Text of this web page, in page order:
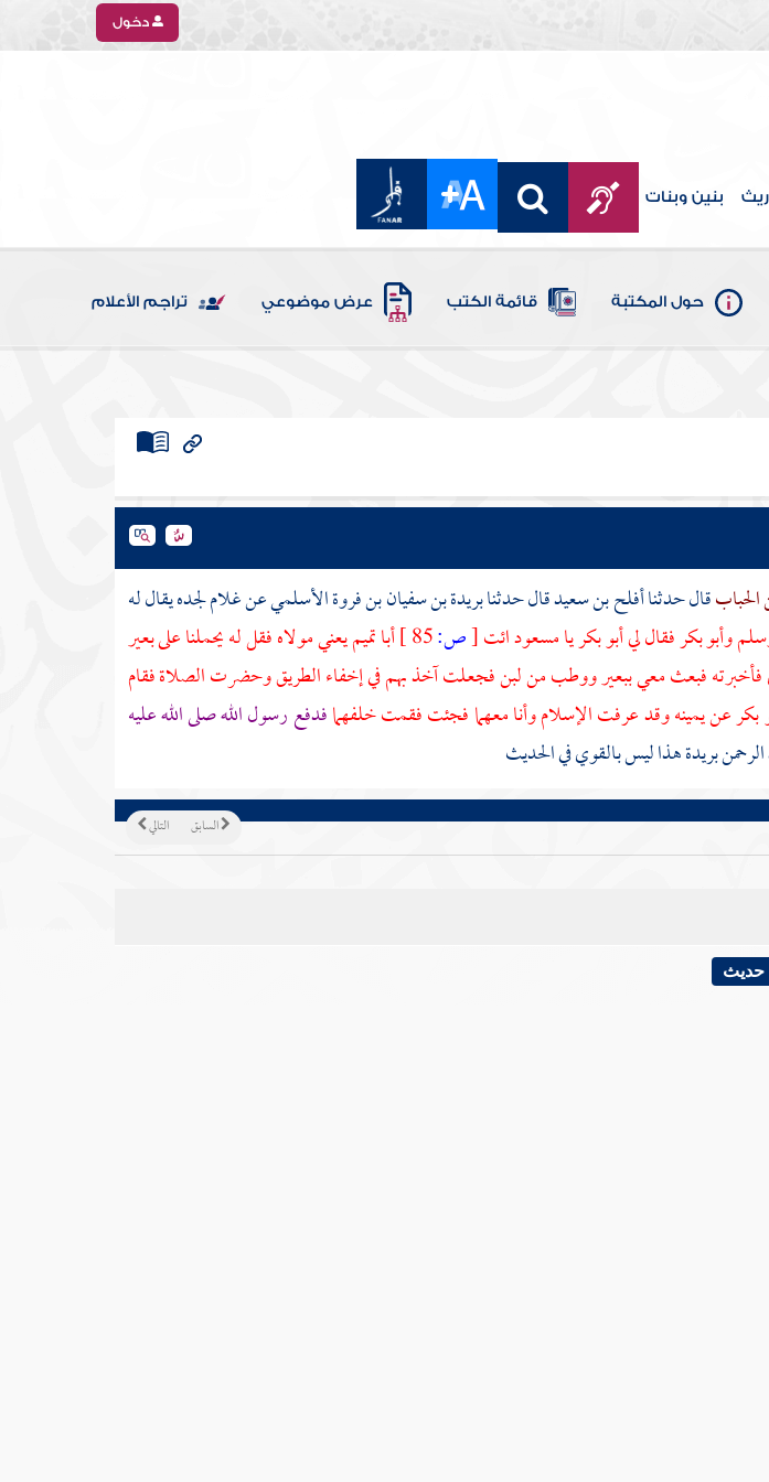
دخول
بنين وبنات
حول المكتبة قائمة الكتب عرض موضوعي تراجم الأعلام
قال حدثناأفلح بن سعيدقال حدثنابريدة بن سفيان بن فروة الأسلميعن غلام لجده يقال له
وأبو بكرفقال ليأبو بكريامسعودائت[ص: أبا تميميعني مولاه فقل له يحملنا على بعير
فأخبرته فبعث معي ببعير ووطب من لبن فجعلت آخذ بهم في إخفاء الطريق وحضرت الصلاة فقام
بكرعن يمينه وقد عرفت الإسلام وأنا معهما فجئت فقمت خلفهمافدفع رسول الله صلى الله عليه
بريدةهذا ليس بالقوي في الحديث
التالي السابق
حديث